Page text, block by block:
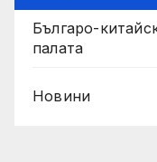
Българо-
палата
Новини